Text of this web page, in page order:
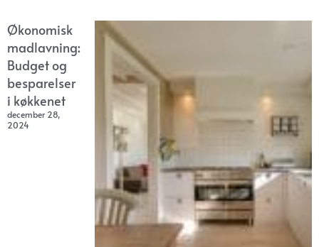
Økonomisk
madlavning:
Budget og
besparelser
i køkkenet
december 28,
2024